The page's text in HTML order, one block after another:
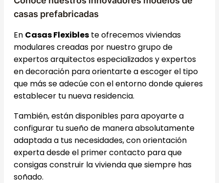
casas prefabricadas
En Casas Flexibles te ofrecemos viviendas
modulares creadas por nuestro grupo de
expertos arquitectos especializados y expertos
en decoración para orientarte a escoger el tipo
que más se adecúe con el entorno donde quieres
establecer tu nueva residencia.
También, están disponibles para apoyarte a
configurar tu sueño de manera absolutamente
adaptada a tus necesidades, con orientación
experta desde el primer contacto para que
consigas construir la vivienda que siempre has
soñado.